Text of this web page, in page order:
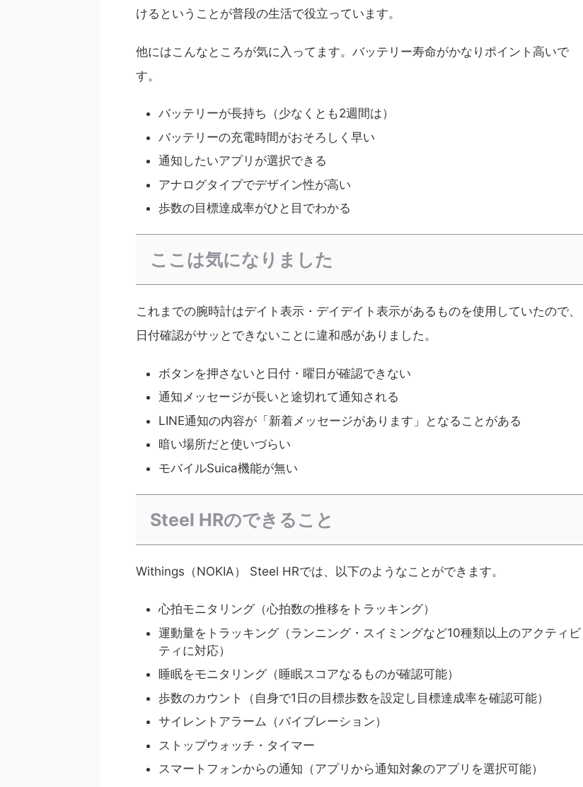
けるということが普段の生活で役立っています。
他にはこんなところが気に入ってます。バッテリー寿命がかなりポイント高いで
す。
バッテリーが長持ち（少なくとも2週間は）
バッテリーの充電時間がおそろしく早い
通知したいアプリが選択できる
アナログタイプでデザイン性が高い
歩数の目標達成率がひと目でわかる
ここは気になりました
これまでの腕時計はデイト表示・デイデイト表示があるものを使用していたので、
日付確認がサッとできないことに違和感がありました。
ボタンを押さないと日付・曜日が確認できない
通知メッセージが長いと途切れて通知される
LINE通知の内容が「新着メッセージがあります」となることがある
暗い場所だと使いづらい
モバイルSuica機能が無い
Steel HRのできること
Withings（NOKIA） Steel HRでは、以下のようなことができます。
心拍モニタリング（心拍数の推移をトラッキング）
運動量をトラッキング（ランニング・スイミングなど10種類以上のアクティビ
ティに対応）
睡眠をモニタリング（睡眠スコアなるものが確認可能）
歩数のカウント（自身で1日の目標歩数を設定し目標達成率を確認可能）
サイレントアラーム（バイブレーション）
ストップウォッチ・タイマー
スマートフォンからの通知（アプリから通知対象のアプリを選択可能）